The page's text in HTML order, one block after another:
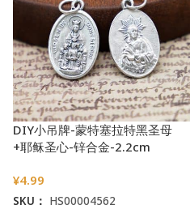
DIY小吊牌-蒙特塞拉特黑圣母
+耶稣圣心-锌合金-2.2cm
¥4.99
SKU： HS00004562